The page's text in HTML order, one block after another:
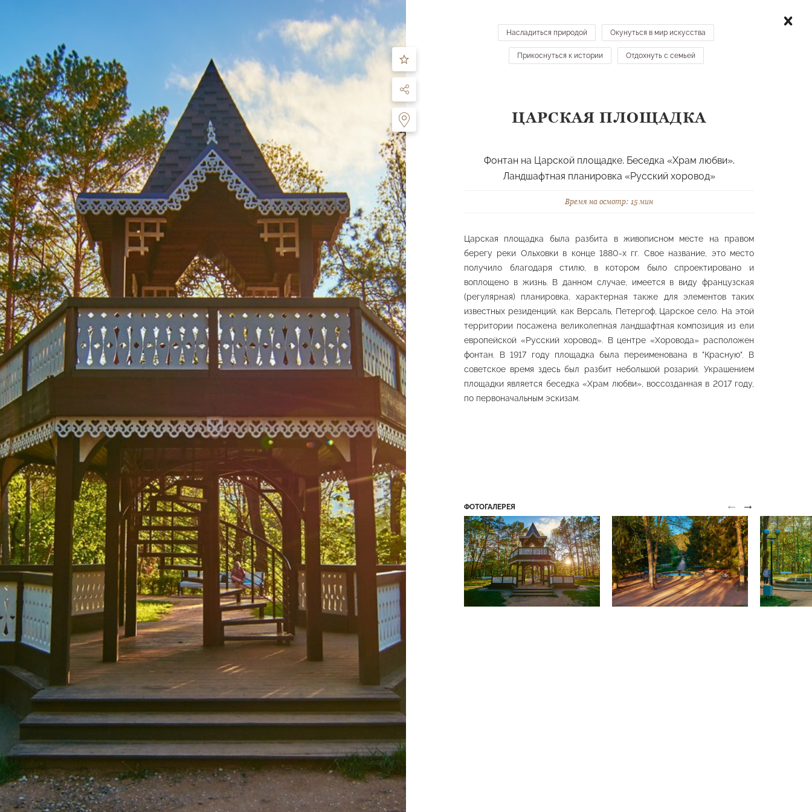
ЧТО ПОСМОТРЕТЬ МАРШРУТЫ
Что посмотреть по направлению: все направления
Фильтры
Все места Здания, сооружения Бюветы, питьевые источники Ландшафтные планировки
Водные объекты Фонтаны Смотровые площадки Спортивные сооружения
Беседка и
«Хрустальный
источник»
Нижний парк
Каскадная лестница
Средний парк
Каскадные бассейны
со скульптурами
Нижний парк
Лермонтовская
набережная
Павильон
«Стеклянная струя» и
«Зеркальный пруд»
Река Ольховка.
Набережная
Фонтан «Лягушки»
Нижний парк
Царская площадка
Нижний парк
Насладиться природой Окунуться в мир искусства
Прикоснуться к истории Отдохнуть с семьей
ЦАРСКАЯ ПЛОЩАДКА
Фонтан на Царской площадке. Беседка «Храм любви».
Ландшафтная планировка «Русский хоровод»
Время на осмотр: 15 мин
Царская площадка была разбита в живописном месте на правом
берегу реки Ольховки в конце 1880-х гг. Свое название, это место
получило благодаря стилю, в котором было спроектировано и
воплощено в жизнь. В данном случае, имеется в виду французская
(регулярная) планировка, характерная также для элементов таких
известных резиденций, как Версаль, Петергоф, Царское село. На этой
территории посажена великолепная ландшафтная композиция из ели
европейской «Русский хоровод». В центре «Хоровода» расположен
фонтан. В 1917 году площадка была переименована в "Красную". В
советское время здесь был разбит небольшой розарий. Украшением
площадки является беседка «Храм любви», воссозданная в 2017 году,
по первоначальным эскизам.
ФОТОГАЛЕРЕЯ ← →
Официальная информация
Контакты
ВОПРОСЫ ОТВЕТЫ
НОВОСТИ
О ПАРКЕ
Где остановиться
Где поесть
Платные услуги